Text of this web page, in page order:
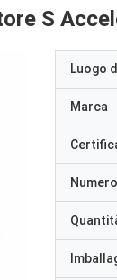
S
Luogo
Marca